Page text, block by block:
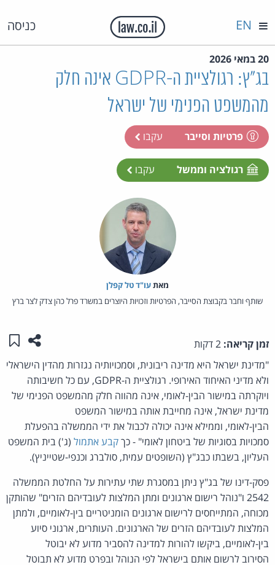
כניסה EN
20 במאי 2026
בג"ץ: רגולציית ה-GDPR אינה חלק
מהמשפט הפנימי של ישראל
פרטיות וסייבר עקבו
רגולציה וממשל עקבו
מאת‏עו"ד טל קפלן
שותף וחבר בקבוצת הסייבר, הפרטיות וזכויות היוצרים במשרד פרל כהן צדק לצר ברץ
זמן קריאה: שתפו
"מדינת ישראל היא מדינה ריבונית, וסמכויותיה נגזרות מהדין הישראלי
ולא מדיני האיחוד האירופי. רגולציית ה-GDPR, עם כל חשיבותה
ויוקרתה במישור הבין-לאומי, אינה מהווה חלק מהמשפט הפנימי של
מדינת ישראל, אינה מחייבת אותה במישור המשפט
הבין-לאומי, וממילא אינה יכולה לכבול את ידי הממשלה בהפעלת
סמכויות בסוגיות של ביטחון לאומי" - כךקבע אתמול (ג') בית המשפט
העליון, בשבתו כבג"ץ (השופטים עמית, סולברג וכנפי-שטייניץ).
פסק-דינו של בג"ץ ניתן במסגרת שתי עתירות על החלטת הממשלה
2542 ו"נוהל רישום ארגונים ומתן המלצות לעובדיהם הזרים" שהותקן
מכוחה, המתייחסים לרישום ארגונים הומניטריים בין-לאומיים, ולמתן
המלצות לעובדיהם הזרים של הארגונים. העותרים, ארגוני סיוע
בין-לאומיים, ביקשו להורות למדינה להסביר מדוע לא יבוטל
הסירוב לרשום אותם בישראל לפי הנוהל ובפרט מדוע לא תבוטל